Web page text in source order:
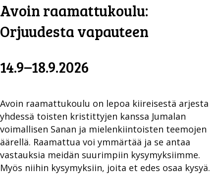
Avoin raamattukoulu:
Orjuudesta vapauteen
14.9–18.9.2026
Avoin raamattukoulu on lepoa kiireisestä arjesta
yhdessä toisten kristittyjen kanssa Jumalan
voimallisen Sanan ja mielenkiintoisten teemojen
äärellä. Raamattua voi ymmärtää ja se antaa
vastauksia meidän suurimpiin kysymyksiimme.
Myös niihin kysymyksiin, joita et edes osaa kysyä.